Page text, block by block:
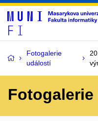
Fotogalerie
událostí